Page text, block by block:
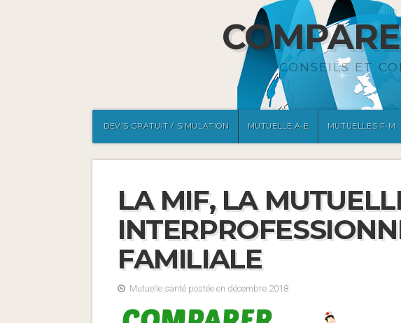
CONSEILS ET
DEVIS GRATUIT / SIMULATION MUTUELLE A-E MUTUELLES F-M
LA MIF, LA
FAMILIALE
Mutuelle santé postée en décembre 2018